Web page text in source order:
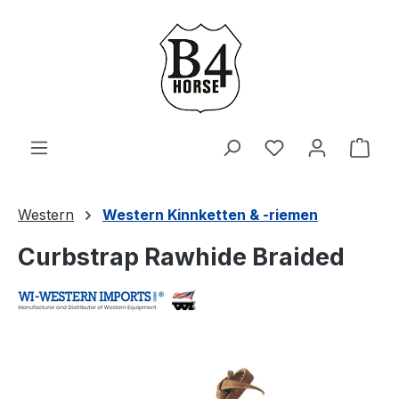
Zum Hauptinhalt springen
Du hast 0
Western Western Kinnketten & -riemen
Curbstrap Rawhide Braided